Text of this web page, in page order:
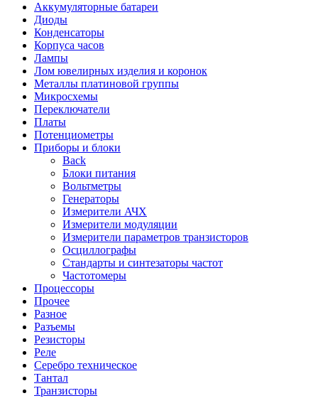
Аккумуляторные батареи
Диоды
Конденсаторы
Корпуса часов
Лампы
Лом ювелирных изделия и коронок
Металлы платиновой группы
Микросхемы
Переключатели
Платы
Потенциометры
Приборы и блоки
Back
Блоки питания
Вольтметры
Генераторы
Измерители АЧХ
Измерители модуляции
Измерители параметров транзисторов
Осциллографы
Стандарты и синтезаторы частот
Частотомеры
Процессоры
Прочее
Разное
Разъемы
Резисторы
Реле
Серебро техническое
Тантал
Транзисторы